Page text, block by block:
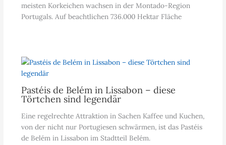
meisten Korkeichen wachsen in der Montado-Region
Portugals. Auf beachtlichen 736.000 Hektar Fläche
Pastéis de Belém in Lissabon – diese
Törtchen sind legendär
Eine regelrechte Attraktion in Sachen Kaffee und Kuchen,
von der nicht nur Portugiesen schwärmen, ist das Pastéis
de Belém in Lissabon im Stadtteil Belém.